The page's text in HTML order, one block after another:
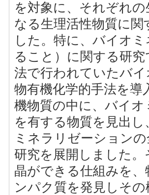
を対象に、それぞれ
なる生理活性物質に
した。特に、バイオ
ること）に関する研
法で行われていたバ
物有機化学的手法を導
機物質の中に、バイ
を有する物質を見出
ミネラリゼーション
研究を展開しました
晶ができる仕組みを
ンパク質を発見しそ